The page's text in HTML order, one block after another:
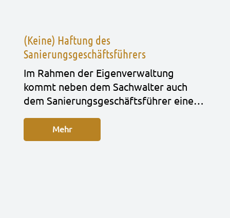
(Keine) Haftung des
Sanierungsgeschäftsführers
Im Rah­men der Eigen­ver­wal­tung
kommt neben dem Sach­wal­ter auch
dem Sanie­rungs­ge­schäfts­füh­rer eine…
Mehr